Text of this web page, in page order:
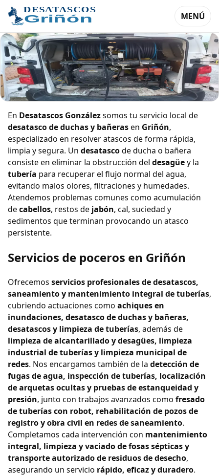
MENÚ
Desatasco de duchas y bañeras en
Griñón
En Desatascos Gonzálezsomos tu servicio local de
desatasco de duchas y bañerasen Griñón,
especializado en resolver atascos de forma rápida,
limpia y segura. Un desatascode ducha o bañera
consiste en eliminar la obstrucción del desagüey la
tubería para recuperar el flujo normal del agua,
evitando malos olores, filtraciones y humedades.
Atendemos problemas comunes como acumulación
decabellos, restos de jabón, cal, suciedad y
sedimentos que terminan provocando un atasco
persistente.
Servicios de poceros en Griñón
Ofrecemos servicios profesionales de desatascos,
saneamiento y mantenimiento integral de tuberías,
cubriendo actuaciones como achiques en
inundaciones, desatasco de duchas y bañeras,
desatascos y limpieza de tuberías, además de
limpieza de alcantarillado y desagües, limpieza
industrial de tuberías y limpieza municipal de
redes. Nos encargamos también de la detección de
fugas de agua, inspección de tuberías, localización
de arquetas ocultas y pruebas de estanqueidad y
presión, junto con trabajos avanzados como fresado
de tuberías con robot, rehabilitación de pozos de
registro y obra civil en redes de saneamiento.
Completamos cada intervención con mantenimiento
integral, limpieza y vaciado de fosas sépticas y
transporte autorizado de residuos de desecho,
asegurando un servicio rápido, eficaz y duradero.